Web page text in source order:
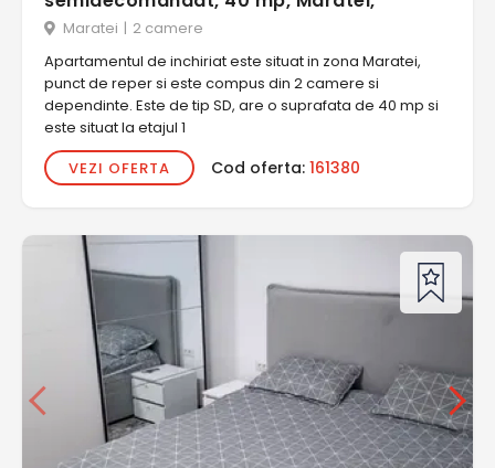
Maratei | 2 camere
Apartamentul de inchiriat este situat in zona Maratei,
punct de reper si este compus din 2 camere si
dependinte. Este de tip SD, are o suprafata de 40 mp si
este situat la etajul 1
VEZI OFERTA
Cod oferta: 161380